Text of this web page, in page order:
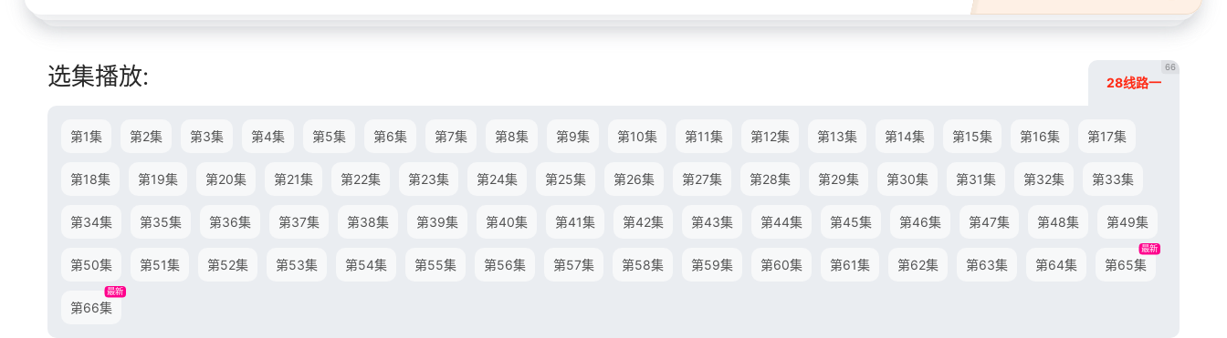
选集播放: 28线路一
66
第1集 第2集 第3集 第4集 第5集 第6集 第7集 第8集 第9集 第10集 第11集 第12集 第13集 第14集 第15集 第16集 第17集
第18集 第19集 第20集 第21集 第22集 第23集 第24集 第25集 第26集 第27集 第28集 第29集 第30集 第31集 第32集 第33集
第34集 第35集 第36集 第37集 第38集 第39集 第40集 第41集 第42集 第43集 第44集 第45集 第46集 第47集 第48集 第49集
第50集 第51集 第52集 第53集 第54集 第55集 第56集 第57集 第58集 第59集 第60集 第61集 第62集 第63集 第64集 第65集
最新
第66集
最新